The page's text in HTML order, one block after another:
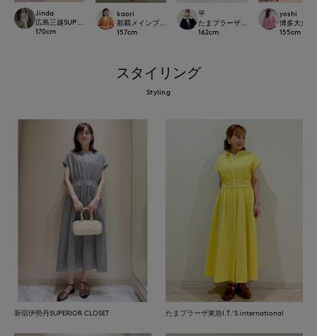
Jinda
広島三越SUPERIORCLOSET
170cm
kaori
那覇メインプレイスI.T.'S.international
157cm
平
たまプラーザ東急I.T.'S.international
162cm
yoshi
博多大丸
155cm
スタイリング
Styling
新宿伊勢丹SUPERIOR CLOSET たまプラーザ東急I.T.'S.international